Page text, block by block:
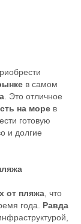
в самом
. Это отличное
на море в
готовую
и долгие
от пляжа, что
года. Равда